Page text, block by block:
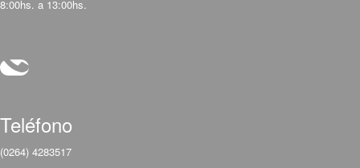
8:00hs. a 13:00hs.
Teléfono
(0264) 4283517